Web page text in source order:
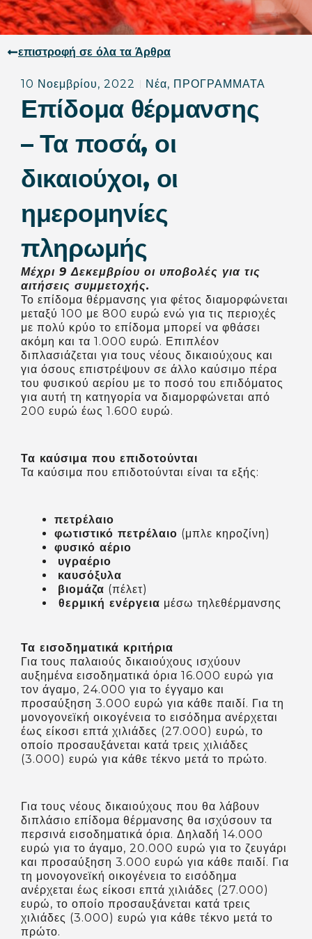
επιστροφή σε όλα τα Άρθρα
10 Νοεμβρίου, 2022 Νέα, ΠΡΟΓΡΑΜΜΑΤΑ
Επίδομα θέρμανσης
– Τα ποσά, οι
δικαιούχοι, οι
ημερομηνίες
πληρωμής
Μέχρι 9 Δεκεμβρίου οι υποβολές για τις
αιτήσεις συμμετοχής.
Το επίδομα θέρμανσης για φέτος διαμορφώνεται
μεταξύ 100 με 800 ευρώ ενώ για τις περιοχές
με πολύ κρύο το επίδομα μπορεί να φθάσει
ακόμη και τα 1.000 ευρώ. Επιπλέον
διπλασιάζεται για τους νέους δικαιούχους και
για όσους επιστρέψουν σε άλλο καύσιμο πέρα
του φυσικού αερίου με το ποσό του επιδόματος
για αυτή τη κατηγορία να διαμορφώνεται από
200 ευρώ έως 1.600 ευρώ.
Τα καύσιμα που επιδοτούνται
Τα καύσιμα που επιδοτούνται είναι τα εξής:
πετρέλαιο
φωτιστικό πετρέλαιο (μπλε κηροζίνη)
φυσικό αέριο
υγραέριο
καυσόξυλα
βιομάζα (πέλετ)
θερμική ενέργεια μέσω τηλεθέρμανσης
Τα εισοδηματικά κριτήρια
Για τους παλαιούς δικαιούχους ισχύουν
αυξημένα εισοδηματικά όρια 16.000 ευρώ για
τον άγαμο, 24.000 για το έγγαμο και
προσαύξηση 3.000 ευρώ για κάθε παιδί. Για τη
μονογονεϊκή οικογένεια το εισόδημα ανέρχεται
έως είκοσι επτά χιλιάδες (27.000) ευρώ, το
οποίο προσαυξάνεται κατά τρεις χιλιάδες
(3.000) ευρώ για κάθε τέκνο μετά το πρώτο.
Για τους νέους δικαιούχους που θα λάβουν
διπλάσιο επίδομα θέρμανσης θα ισχύσουν τα
περσινά εισοδηματικά όρια. Δηλαδή 14.000
ευρώ για το άγαμο, 20.000 ευρώ για το ζευγάρι
και προσαύξηση 3.000 ευρώ για κάθε παιδί. Για
τη μονογονεϊκή οικογένεια το εισόδημα
ανέρχεται έως είκοσι επτά χιλιάδες (27.000)
ευρώ, το οποίο προσαυξάνεται κατά τρεις
χιλιάδες (3.000) ευρώ για κάθε τέκνο μετά το
πρώτο.